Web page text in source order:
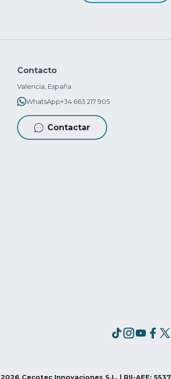
Contacto
Valencia, España
WhatsApp+34 663 217 905
Contactar
2026 Cecotec Innovaciones S.L. | RII-AEE: 5537